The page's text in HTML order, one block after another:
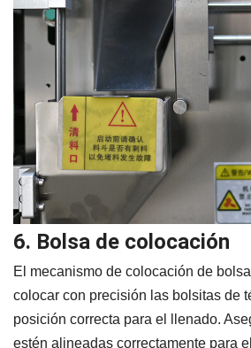
6. Bolsa de colocación
El mecanismo de colocación de
colocar con precisión las bolsitas de
posición correcta para el llenado.
estén alineadas correctamente para